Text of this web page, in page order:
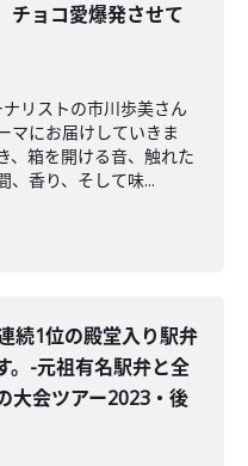
チョコ愛爆発させて
リストの市川歩美さん
マにお届けしていきま
、箱を開ける音、触れた
、香り、そして味...
続1位の殿堂入り駅弁
。-元祖有名駅弁と全
大会ツアー2023・後